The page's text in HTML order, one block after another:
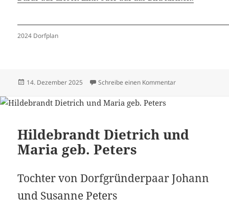
2024 Dorfplan
Veröffentlicht
14. Dezember 2025 Schreibe einen Kommentarzu Häuser 2024 –
Hildebrandt Dietrich und
Maria geb. Peters
Tochter von Dorfgründerpaar Johann
und Susanne Peters